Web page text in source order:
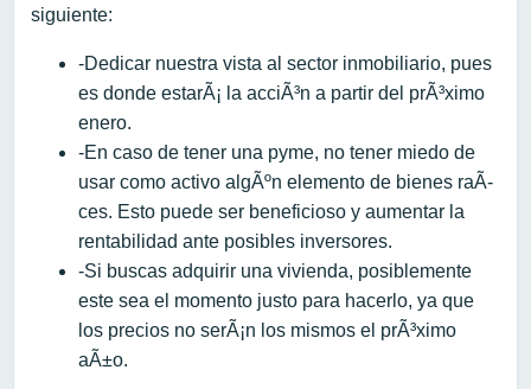
siguiente:
-Dedicar nuestra vista al sector inmobiliario, pues
es donde estarÃ¡ la acciÃ³n a partir del prÃ³ximo
enero.
-En caso de tener una pyme, no tener miedo de
usar como activo algÃºn elemento de bienes raÃ­
ces. Esto puede ser beneficioso y aumentar la
rentabilidad ante posibles inversores.
-Si buscas adquirir una vivienda, posiblemente
este sea el momento justo para hacerlo, ya que
los precios no serÃ¡n los mismos el prÃ³ximo
aÃ±o.